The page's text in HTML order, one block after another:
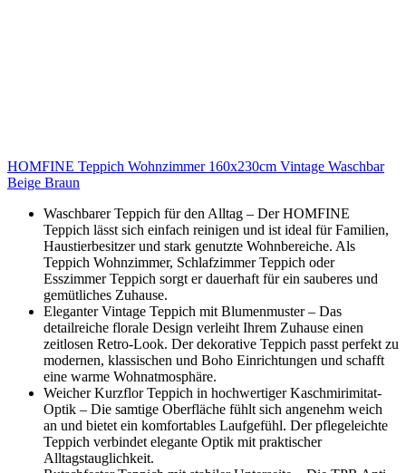
HOMFINE Teppich Wohnzimmer 160x230cm Vintage Waschbar
Beige Braun
Waschbarer Teppich für den Alltag – Der HOMFINE
Teppich lässt sich einfach reinigen und ist ideal für Familien,
Haustierbesitzer und stark genutzte Wohnbereiche. Als
Teppich Wohnzimmer, Schlafzimmer Teppich oder
Esszimmer Teppich sorgt er dauerhaft für ein sauberes und
gemütliches Zuhause.
Eleganter Vintage Teppich mit Blumenmuster – Das
detailreiche florale Design verleiht Ihrem Zuhause einen
zeitlosen Retro-Look. Der dekorative Teppich passt perfekt zu
modernen, klassischen und Boho Einrichtungen und schafft
eine warme Wohnatmosphäre.
Weicher Kurzflor Teppich in hochwertiger Kaschmirimitat-
Optik – Die samtige Oberfläche fühlt sich angenehm weich
an und bietet ein komfortables Laufgefühl. Der pflegeleichte
Teppich verbindet elegante Optik mit praktischer
Alltagstauglichkeit.